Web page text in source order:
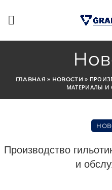
ГЛАВНАЯ » НОВОСТИ »
МАТЕРИАЛЫ И
Производство
и